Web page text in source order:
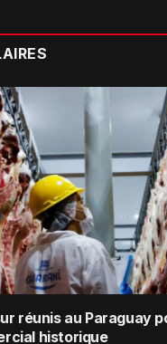
réunis au Paraguay
historique